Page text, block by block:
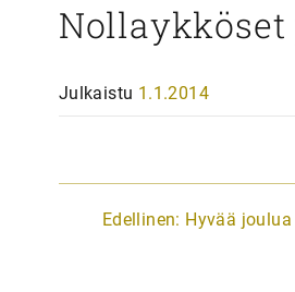
Julkaistu 1.1.2014
A
Edellinen: Hyvää joulua